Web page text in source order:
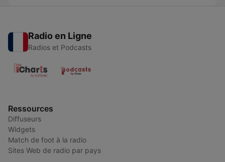
Radio en Ligne
Radios et Podcasts
Ressources
Diffuseurs
Widgets
Match de foot à la radio
Sites Web de radio par pays